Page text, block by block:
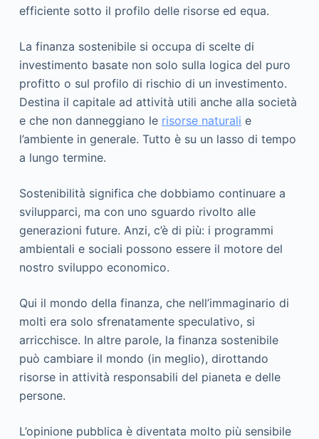
efficiente sotto il profilo delle risorse ed equa.
La finanza sostenibile si occupa di scelte di
investimento basate non solo sulla logica del puro
profitto o sul profilo di rischio di un investimento.
Destina il capitale ad attività utili anche alla società
e che non danneggiano le risorse naturali e
l’ambiente in generale. Tutto è su un lasso di tempo
a lungo termine.
Sostenibilità significa che dobbiamo continuare a
svilupparci, ma con uno sguardo rivolto alle
generazioni future. Anzi, c’è di più: i programmi
ambientali e sociali possono essere il motore del
nostro sviluppo economico.
Qui il mondo della finanza, che nell’immaginario di
molti era solo sfrenatamente speculativo, si
arricchisce. In altre parole, la finanza sostenibile
può cambiare il mondo (in meglio), dirottando
risorse in attività responsabili del pianeta e delle
persone.
L’opinione pubblica è diventata molto più sensibile